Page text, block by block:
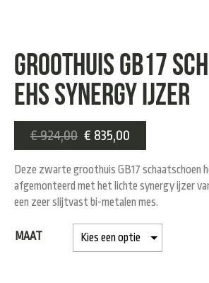
GROOTHUIS GB17
EHS SYNERGY IJZER
€924,00 € 835,00
Deze zwarte groothuis GB17 schaatschoen
afgemonteerd met het lichte synergy ijzer
een zeer slijtvast bi-metalen mes.
MAAT